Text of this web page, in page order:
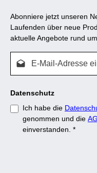
Abonniere jetzt unseren
Laufenden über neue
aktuelle Angebote rund
Datenschutz
Ich habe die
genommen und die
einverstanden. *